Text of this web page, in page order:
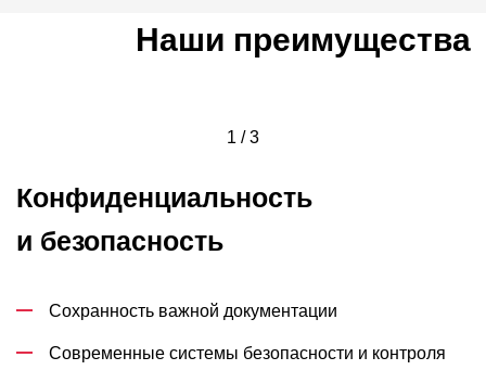
Наши преимущества
1 / 3
Конфиденциальность
и безопасность
Сохранность важной документации
Современные системы безопасности и контроля